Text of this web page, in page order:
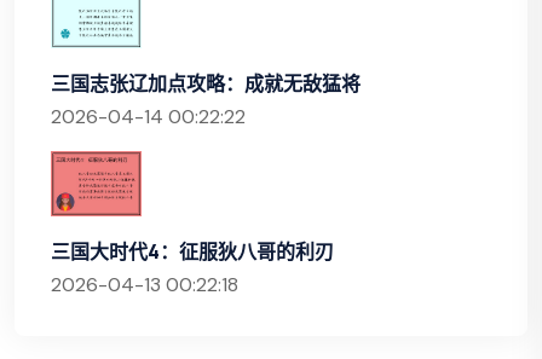
三国志张辽加点攻略：成就无敌猛将
2026-04-14 00:22:22
三国大时代4：征服狄八哥的利刃
2026-04-13 00:22:18